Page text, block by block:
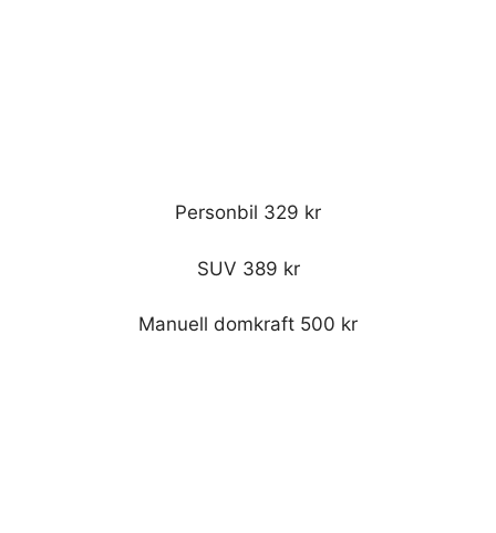
Personbil 329 kr
SUV 389 kr
Manuell domkraft 500 kr